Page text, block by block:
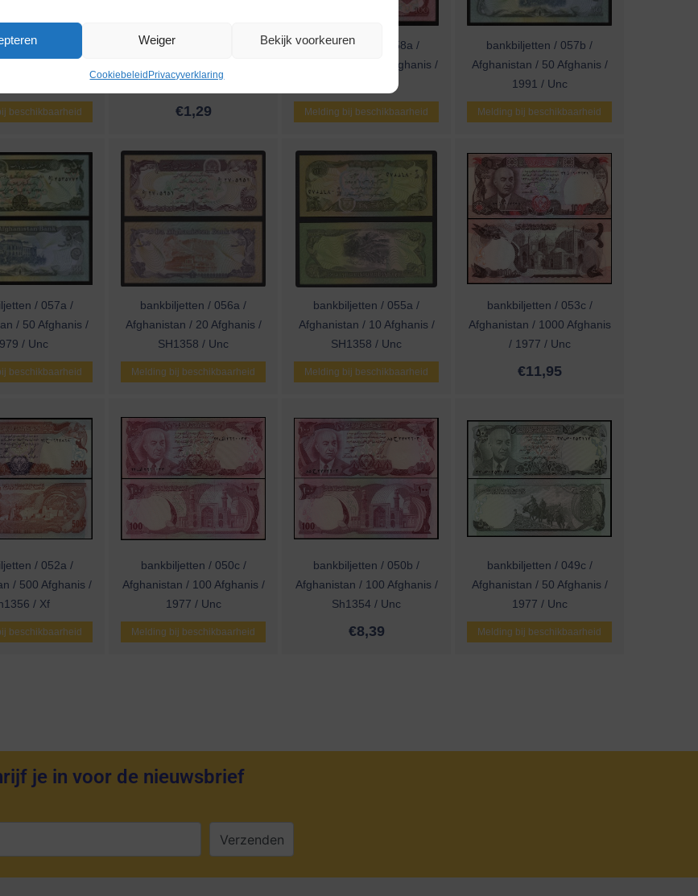
Weiger Bekijk voorkeuren
CookiebeleidPrivacyverklaring
/ 058c /
beschikbaarheid
bankbiljetten / 058b /
1990 / Unc
€1,29
bankbiljetten / 058a /
Afghanistan / 100 Afghanis /
Melding bij beschikbaarheid
bankbiljetten / 057b /
Afghanistan / 50 Afghanis /
1991 / Unc
Melding bij beschikbaarheid
/ 057a /
/ 50 Afghanis /
/ Unc
beschikbaarheid
bankbiljetten / 056a /
Afghanistan / 20 Afghanis /
SH1358 / Unc
Melding bij beschikbaarheid
bankbiljetten / 055a /
Afghanistan / 10 Afghanis /
SH1358 / Unc
Melding bij beschikbaarheid
bankbiljetten / 053c /
Afghanistan / 1000 Afghanis
/ 1977 / Unc
€11,95
/ 052a /
/ 500 Afghanis /
/ Xf
beschikbaarheid
bankbiljetten / 050c /
Afghanistan / 100 Afghanis /
1977 / Unc
Melding bij beschikbaarheid
bankbiljetten / 050b /
Afghanistan / 100 Afghanis /
Sh1354 / Unc
€8,39
bankbiljetten / 049c /
Afghanistan / 50 Afghanis /
1977 / Unc
Melding bij beschikbaarheid
je in voor de nieuwsbrief